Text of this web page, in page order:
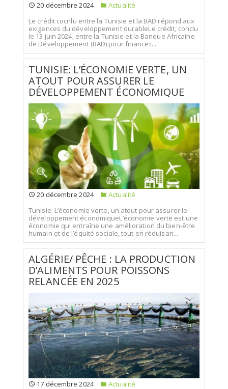
20 décembre 2024
Actualité
Le crédit cocnlu entre la Tunisie et la BAD répond aux
exigences du développement durableLe crédit, conclu
le 13 juin 2024, entre la Tunisie et la Banque Africaine
de Développement (BAD) pour financer...
TUNISIE: L’ÉCONOMIE VERTE, UN
ATOUT POUR ASSURER LE
DÉVELOPPEMENT ÉCONOMIQUE
20 décembre 2024
Actualité
Tunisie: L’économie verte, un atout pour assurer le
développement économiqueL’économie verte est une
économie qui entraîne une amélioration du bien-être
humain et de l’équité sociale, tout en réduisan...
ALGÉRIE/ PÊCHE : LA PRODUCTION
D’ALIMENTS POUR POISSONS
RELANCÉE EN 2025
17 décembre 2024
Actualité